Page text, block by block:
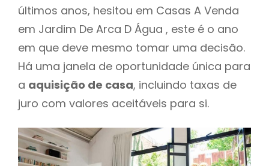
últimos anos, hesitou em Casas A Venda
em Jardim De Arca D Água , este é o ano
em que deve mesmo tomar uma decisão.
Há uma janela de oportunidade única para
a aquisição de casa, incluindo taxas de
juro com valores aceitáveis para si.